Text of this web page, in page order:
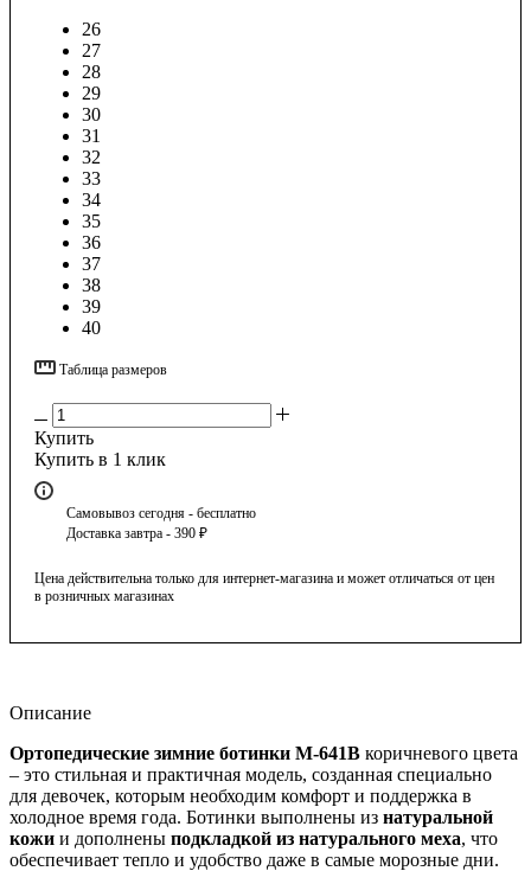
26
27
28
29
30
31
32
33
34
35
36
37
38
39
40
Таблица размеров
Купить
Купить в 1 клик
Самовывоз сегодня - бесплатно
Доставка завтра - 390 ₽
Цена действительна только для интернет-магазина и может отличаться от цен
в розничных магазинах
Описание
Ортопедические зимние ботинки М-641В коричневого цвета
– это стильная и практичная модель, созданная специально
для девочек, которым необходим комфорт и поддержка в
холодное время года. Ботинки выполнены из натуральной
кожи и дополнены подкладкой из натурального меха, что
обеспечивает тепло и удобство даже в самые морозные дни.